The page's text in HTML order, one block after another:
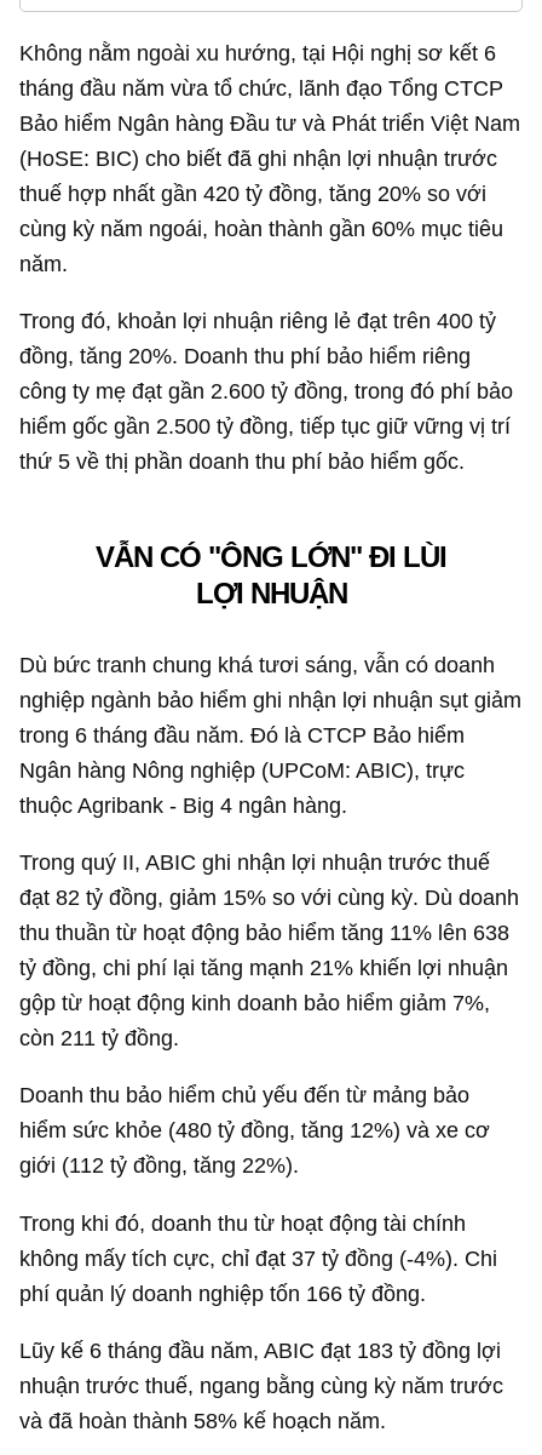
Không nằm ngoài xu hướng, tại Hội nghị sơ kết 6
tháng đầu năm vừa tổ chức, lãnh đạo Tổng CTCP
Bảo hiểm Ngân hàng Đầu tư và Phát triển Việt Nam
(HoSE: BIC) cho biết đã ghi nhận lợi nhuận trước
thuế hợp nhất gần420 tỷ đồng, tăng 20% so với
cùng kỳ năm ngoái, hoàn thành gần 60% mục tiêu
năm.
Trong đó, khoản lợi nhuận riêng lẻ đạt trên400 tỷ
đồng, tăng 20%. Doanh thu phí bảo hiểm riêng
công ty mẹ đạt gần 2.600 tỷ đồng, trong đó phí bảo
hiểm gốc gần 2.500 tỷ đồng, tiếp tục giữ vững vị trí
thứ 5 về thị phần doanh thu phí bảo hiểm gốc.
VẪN CÓ "ÔNG LỚN" ĐI LÙI
LỢI NHUẬN
Dù bức tranh chung khá tươi sáng, vẫn có doanh
nghiệp ngành bảo hiểm ghi nhận lợi nhuận sụt giảm
trong 6 tháng đầu năm. Đó là CTCP Bảo hiểm
Ngân hàng Nông nghiệp (UPCoM: ABIC), trực
thuộc Agribank - Big 4 ngân hàng.
Trong quý II, ABIC ghi nhận lợi nhuận trước thuế
đạt82 tỷ đồng, giảm 15% so với cùng kỳ. Dù doanh
thu thuần từ hoạt động bảo hiểm tăng 11% lên 638
tỷ đồng, chi phí lại tăng mạnh 21% khiến lợi nhuận
gộp từ hoạt động kinh doanh bảo hiểm giảm 7%,
còn 211 tỷ đồng.
Doanh thu bảo hiểm chủ yếu đến từ mảng bảo
hiểm sức khỏe (480 tỷ đồng, tăng 12%) và xe cơ
giới (112 tỷ đồng, tăng 22%).
Trong khi đó, doanh thu từ hoạt động tài chính
không mấy tích cực, chỉ đạt 37 tỷ đồng (-4%). Chi
phí quản lý doanh nghiệp tốn 166 tỷ đồng.
Lũy kế 6 tháng đầu năm, ABIC đạt 183 tỷ đồng lợi
nhuận trước thuế, ngang bằng cùng kỳ năm trước
và đã hoàn thành 58% kế hoạch năm.